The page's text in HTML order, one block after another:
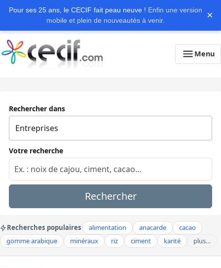
Pour ses 25 ans, le CECIF fait peau neuve ! Enfin une version
mobile et plein de nouveautés à venir.
×
Menu
Rechercher dans
Votre recherche
Rechercher
Recherches populaires alimentation anacarde
cacao
gomme arabique
minéraux riz ciment karité plus…